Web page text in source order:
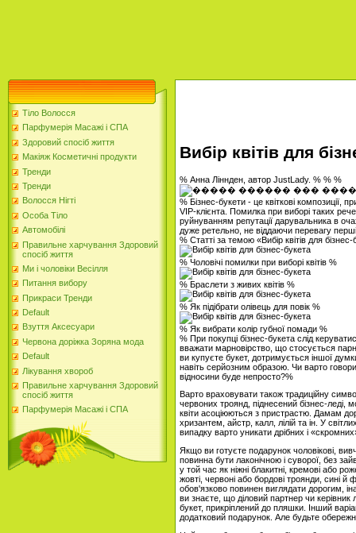
Тіло Волосся
Парфумерія Масажі і СПА
Здоровий спосіб життя
Макіяж Косметичні продукти
Тренди
Тренди
Волосся Нігті
Особа Тіло
Автомобілі
Правильне харчування Здоровий
спосіб життя
Ми і чоловіки Весілля
Питання вибору
Прикраси Тренди
Default
Взуття Аксесуари
Червона доріжка Зоряна мода
Default
Лікування хвороб
Правильне харчування Здоровий
спосіб життя
Парфумерія Масажі і СПА
Вибір квітів для
% Анна Ліннден, автор JustLady. % % %
% Бізнес-букети - це квіткові композиції,
VIP-клієнта. Помилка при виборі таких
руйнуванням репутації дарувальника в
дуже ретельно, не віддаючи перевагу
% Статті за темою «Вибір квітів для
% Чоловічі помилки при виборі квітів %
% Браслети з живих квітів %
% Як підібрати олівець для повік %
% Як вибрати колір губної помади %
% При покупці бізнес-букета слід
вважати марновірство, що стосується
ви купуєте букет, дотримується іншої
навіть серйозним образою. Чи варто
відносини буде непросто?%
Варто враховувати також традиційну
червоних троянд, піднесений бізнес-леді,
квіти асоціюються з пристрастю. Дамам
хризантем, айстр, калл, лілій та ін. У
випадку варто уникати дрібних і
Якщо ви готуєте подарунок чоловікові,
повинна бути лаконічною і суворої, без
у той час як ніжні блакитні, кремові або
жовті, червоні або бордові троянди, сині й
обов'язково повинен виглядати дорогим,
ви знаєте, що діловий партнер чи
букет, прикріплений до пляшки. Інший
додатковий подарунок. Але будьте